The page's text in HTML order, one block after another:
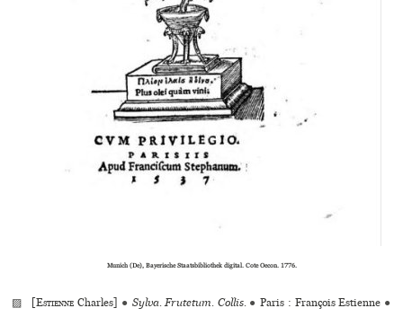
Munich (De), Bayerische Staatsbibliothek digital. Cote Oecon. 1776.
▨ [Estienne Charles] ● Sylva. Frutetum. Collis. ● Paris : François Estienne ●